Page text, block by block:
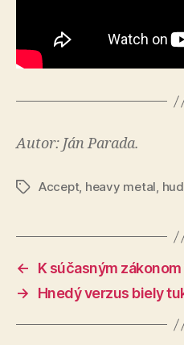
Autor: Ján Parada.
ZnačkyAccept, heavy metal,
←
K súčasným
→
Hnedý verzus biely